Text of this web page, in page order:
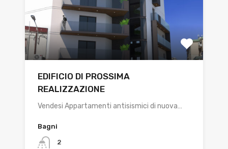
EDIFICIO DI PROSSIMA
REALIZZAZIONE
Vendesi Appartamenti antisismici di nuova…
Bagni
2